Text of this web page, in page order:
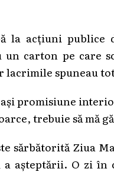
la acțiuni
carton pe care
lacrimile spuneau
promisiune
trebuie să mă
sărbătorită Ziua
așteptării. O zi